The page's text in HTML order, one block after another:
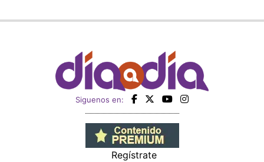
Siguenos en:
Regístrate